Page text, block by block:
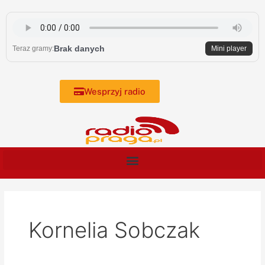
content
Teraz gramy:Brak danych Mini player
Wesprzyj radio
Kornelia Sobczak